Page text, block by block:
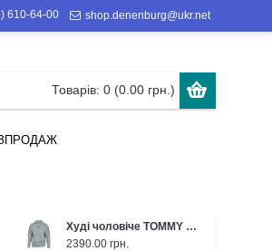
610-64-00 shop.denenburg@ukr.net
Товарів: 0 (0.00 грн.)
Худі чоловіче TOMMY HILFIGER 26-J3152-036 сіре
2390.00 грн.